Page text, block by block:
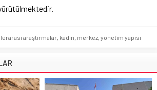
araştırmalar, kadın, merkez, yönetim yapısı